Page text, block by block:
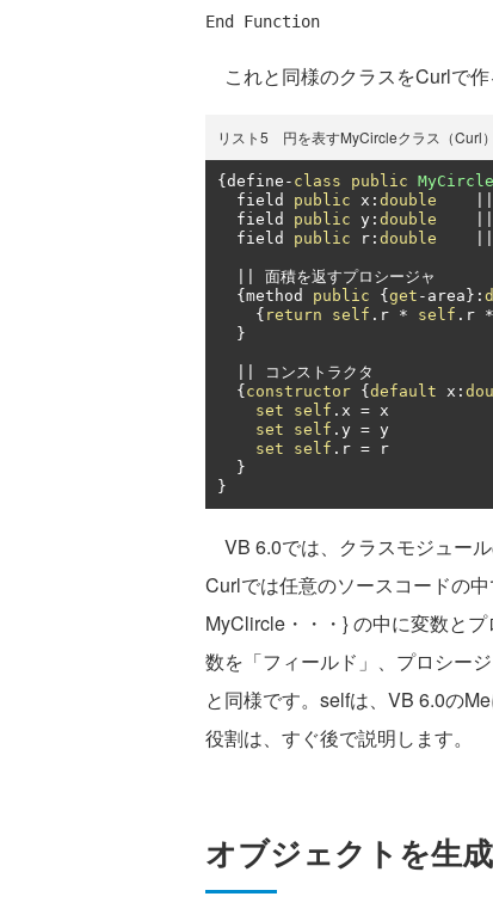
End
これと同様のクラスをCurlで作
リスト5 円を表すMyCircleクラス（Curl）
{ define - class public MyCircle
  field
public x : double
  field
public y : double
  field
public r : double
面積を返すプロシージャ
{ method public { get - area }:
{ return self . r * self . r *
}
コンストラクタ
{ constructor { default x :
set
self . x = x
set
self . y = y
set
self . r = r
}
}
VB 6.0では、クラスモジュー
Curlでは任意のソースコードの
MyClircle・・・} の中に変数と
数を「フィールド」、プロシー
と同様です。selfは、VB 6.0の
役割は、すぐ後で説明します。
オブジェクトを生